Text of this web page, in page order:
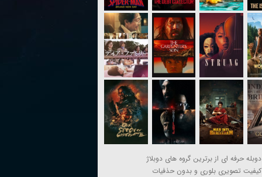
دوبله حرفه ای از برترین گروه های دوبلاژ
کیفیت تصویری بلوری و بدون حذفیات